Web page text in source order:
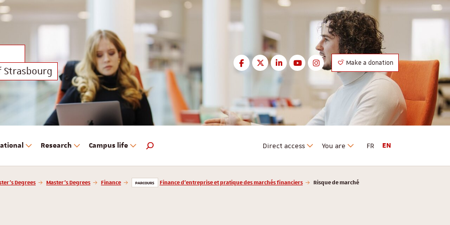
Facebook
TwitterLinkedInYoutubeInstagram
Make a donation
Research Campus life
Search engine
Direct access You are FR EN
Facebook
TwitterLinkedInYoutubeInstagram
Degrees Master’s Degrees Finance PARCOURS Finance d'entreprise et pratique des marchés financiers Risque de marché